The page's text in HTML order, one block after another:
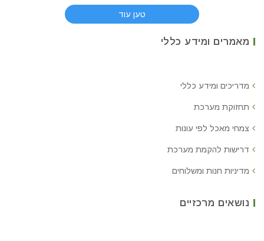
טען עוד
מאמרים ומידע כללי
מדריכים ומידע כללי
תחזוקת מערכת
צמחי מאכל לפי עונות
דרישות להקמת מערכת
מדיניות חנות ומשלוחים
נושאים מרכזיים